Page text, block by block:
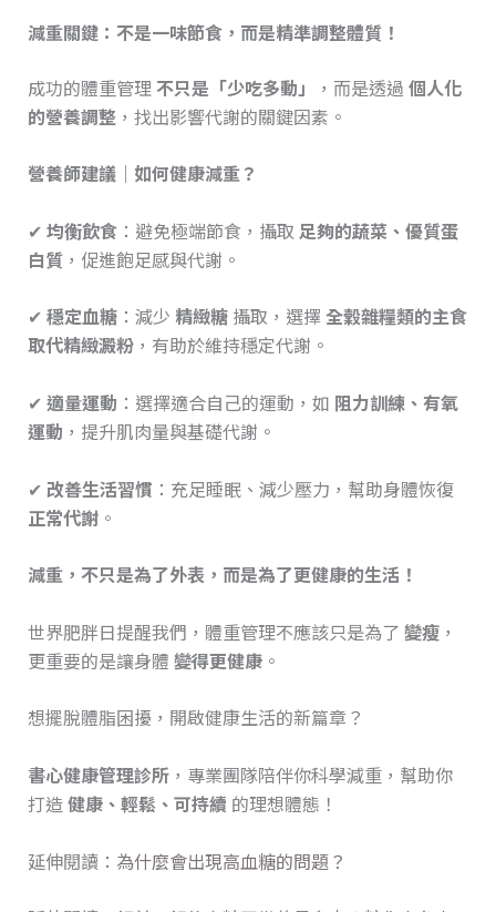
減重關鍵：不是一味節食，而是精準調整體質！
成功的體重管理 不只是「少吃多動」 ，而是透過 個人化
的營養調整 ，找出影響代謝的關鍵因素。
營養師建議｜如何健康減重？
✔ 均衡飲食：避免極端節食，攝取 足夠的蔬菜、優質蛋
白質，促進飽足感與代謝。
✔ 穩定血糖：減少 精緻糖攝取，選擇全穀雜糧類的主食
取代精緻澱粉，有助於維持穩定代謝。
✔ 適量運動 ：選擇適合自己的運動，如 阻力訓練、有氧
運動 ，提升肌肉量與基礎代謝。
✔ 改善生活習慣 ：充足睡眠、減少壓力，幫助身體恢復
正常代謝。
減重，不只是為了外表，而是為了更健康的生活！
世界肥胖日提醒我們，體重管理不應該只是為了 變瘦，
更重要的是讓身體 變得更健康。
想擺脫體脂困擾，開啟健康生活的新篇章？
書心健康管理診所，專業團隊陪伴你科學減重，幫助你
打造健康、輕鬆、可持續 的理想體態！
延伸閱讀： 為什麼會出現高血糖的問題？